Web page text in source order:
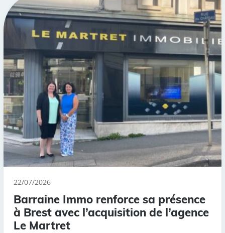
22/07/2026
Barraine Immo renforce sa présence
à Brest avec l’acquisition de l’agence
Le Martret